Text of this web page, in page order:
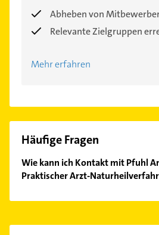
Abheben von
Relevante Zielgruppen
Mehr erfahren
Häufige Fragen
Wie kann ich Kontakt mit Pfuhl
Praktischer Arzt-